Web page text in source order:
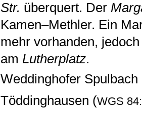
Str. überquert. Der
Kamen–Methler. Ein
mehr vorhanden,
am Lutherplatz.
Weddinghofer Spulbach
Töddinghausen (WGS 84: